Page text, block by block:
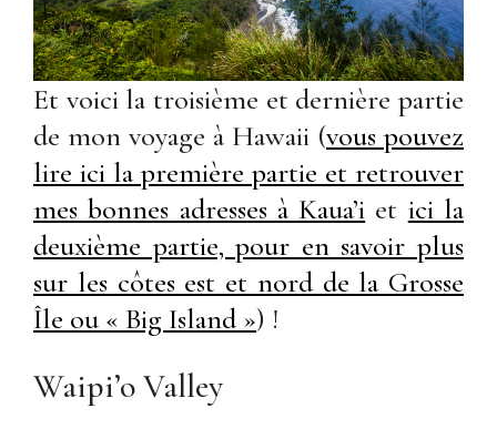
Et voici la troisième et dernière partie
de mon voyage à Hawaii (vous pouvez
lire ici la première partie et retrouver
mes bonnes adresses à Kaua’i et ici la
deuxième partie, pour en savoir plus
sur les côtes est et nord de la Grosse
Île ou « Big Island ») !
Waipi’o Valley